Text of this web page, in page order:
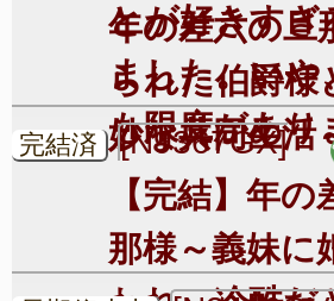
とが好きすぎ
ました。いや
も限度があり
年の差六の旦
られた伯爵様
妙な共同生活
完結済 [N9367GX]
【完結】年
那様～義妹に